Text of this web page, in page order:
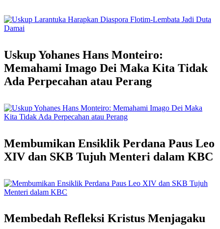
Uskup Yohanes Hans Monteiro:
Memahami Imago Dei Maka Kita Tidak
Ada Perpecahan atau Perang
Membumikan Ensiklik Perdana Paus Leo
XIV dan SKB Tujuh Menteri dalam KBC
Membedah Refleksi Kristus Menjagaku